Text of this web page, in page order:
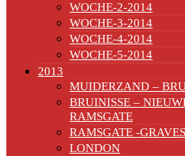
WOCHE-2-2014
WOCHE-3-2014
WOCHE-4-2014
WOCHE-5-2014
2013
MUIDERZAND –
BRUINISSE –
RAMSGATE
RAMSGATE -
LONDON